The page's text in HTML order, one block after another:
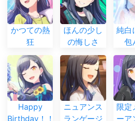
かつての熱
狂
ほんの少し
の悔しさ
純白
包
Happy
Birthday！！
ニュアンス
ランゲージ
限定
ーア